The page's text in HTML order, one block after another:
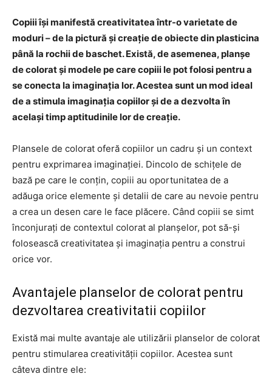
Copiii își manifestă creativitatea într-o varietate de
moduri – de la pictură și creație de obiecte din plasticina
până la rochii de baschet. Există, de asemenea, planșe
de colorat și modele pe care copiii le pot folosi pentru a
se conecta la imaginația lor. Acestea sunt un mod ideal
de a stimula imaginația copiilor și de a dezvolta în
același timp aptitudinile lor de creație.
Plansele de colorat oferă copiilor un cadru și un context
pentru exprimarea imaginației. Dincolo de schițele de
bază pe care le conțin, copiii au oportunitatea de a
adăuga orice elemente și detalii de care au nevoie pentru
a crea un desen care le face plăcere. Când copiii se simt
înconjurați de contextul colorat al planșelor, pot să-și
folosească creativitatea și imaginația pentru a construi
orice vor.
Avantajele planselor de colorat pentru
dezvoltarea creativitatii copiilor
Există mai multe avantaje ale utilizării planselor de colorat
pentru stimularea creativității copiilor. Acestea sunt
câteva dintre ele: